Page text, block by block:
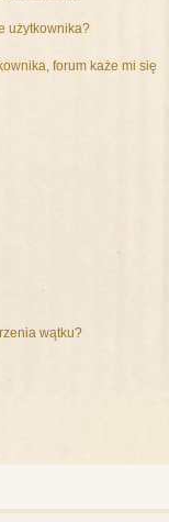
użytkownika?
forum każe mi się
wątku?